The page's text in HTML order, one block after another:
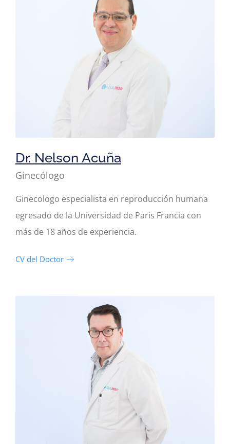
Dr. Nelson Acuña
Ginecólogo
Ginecologo especialista en reproducción humana
egresado de la Universidad de Paris Francia con
más de 18 años de experiencia.
CV del Doctor